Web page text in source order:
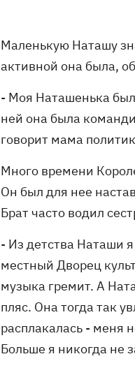
Маленькую Наташу
активной она была,
- Моя Наташенька
ней она была
говорит мама
Много времени
Он был для нее
Брат часто водил
- Из детства Наташи
местный Дворец
музыка гремит. А
пляс. Она тогда так
расплакалась - меня
Больше я никогда не